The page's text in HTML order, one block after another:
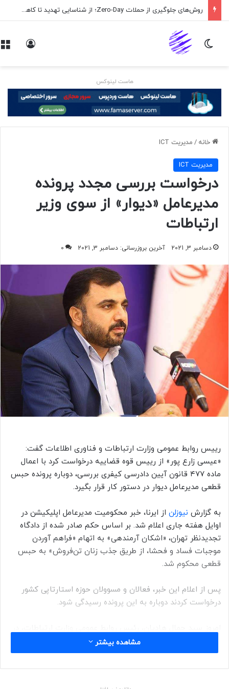
روش‌های جلوگیری از حملات Zero-Day؛ از شناسایی تهدید تا کاهش ریسک
تغییر پوسته
هاست لینوکس
خانه / مديريت ICT
مديريت ICT
درخواست بررسی مجدد پرونده
مدیرعامل «دیوار» از سوی وزیر
ارتباطات
دسامبر 3, 2021 آخرین بروزرسانی: دسامبر 3, 2021 0
رییس روابط عمومی وزارت ارتباطات و فناوری اطلاعات گفت:
«عیسی زارع پور» از رییس قوه قضاییه درخواست کرد با اعمال
ماده ۴۷۷ قانون آیین دادرسی کیفری بررسی، دوباره پرونده حبس
قطعی مدیرعامل دیوار در دستور کار قرار بگیرد.
به گزارش نیوزلن از ایرنا، خبر محکومیت مدیرعامل اپلیکیشن در
اوایل هفته جاری اعلام شد. بر اساس حکم صادر شده از دادگاه
تجدیدنظر تهران، «اشکان آرمندهی» به اتهام «فراهم آوردن
موجبات فساد و فحشا، از طریق جذب زنان تن‌فروش» به حبس
قطعی محکوم شد.
پس از اعلام این خبر، فعالان و مسوولان حوزه استارتاپی کشور
درخواست کردند دوباره به این پرونده رسیدگی شود.
توئیتی از پیگیری این موضوع توسط عیسی زارع پور وزیر ارتباطات
خبر داد.
مشاهده بیشتر